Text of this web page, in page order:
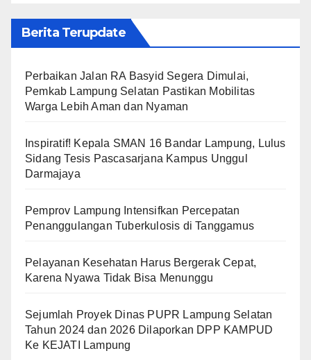
Berita Terupdate
Perbaikan Jalan RA Basyid Segera Dimulai,
Pemkab Lampung Selatan Pastikan Mobilitas
Warga Lebih Aman dan Nyaman
Inspiratif! Kepala SMAN 16 Bandar Lampung, Lulus
Sidang Tesis Pascasarjana Kampus Unggul
Darmajaya
Pemprov Lampung Intensifkan Percepatan
Penanggulangan Tuberkulosis di Tanggamus
Pelayanan Kesehatan Harus Bergerak Cepat,
Karena Nyawa Tidak Bisa Menunggu
Sejumlah Proyek Dinas PUPR Lampung Selatan
Tahun 2024 dan 2026 Dilaporkan DPP KAMPUD
Ke KEJATI Lampung